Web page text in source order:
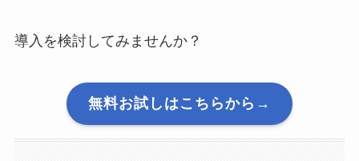
導入を検討してみませんか？
無料お試しはこちらから→